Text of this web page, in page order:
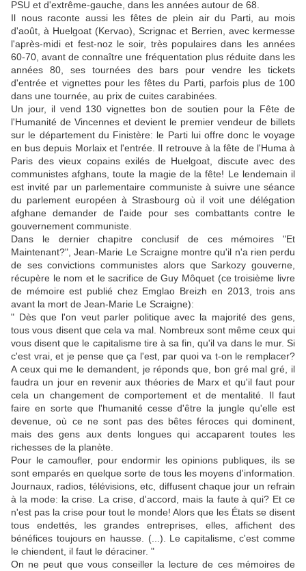
PSU et d'extrême-gauche, dans les années autour de 68.
Il nous raconte aussi les fêtes de plein air du Parti, au mois
d'août, à Huelgoat (Kervao), Scrignac et Berrien, avec kermesse
l'après-midi et fest-noz le soir, très populaires dans les années
60-70, avant de connaître une fréquentation plus réduite dans les
années 80, ses tournées des bars pour vendre les tickets
d'entrée et vignettes pour les fêtes du Parti, parfois plus de 100
dans une tournée, au prix de cuites carabinées.
Un jour, il vend 130 vignettes bon de soutien pour la Fête de
l'Humanité de Vincennes et devient le premier vendeur de billets
sur le département du Finistère: le Parti lui offre donc le voyage
en bus depuis Morlaix et l'entrée. Il retrouve à la fête de l'Huma à
Paris des vieux copains exilés de Huelgoat, discute avec des
communistes afghans, toute la magie de la fête! Le lendemain il
est invité par un parlementaire communiste à suivre une séance
du parlement européen à Strasbourg où il voit une délégation
afghane demander de l'aide pour ses combattants contre le
gouvernement communiste.
Dans le dernier chapitre conclusif de ces mémoires "Et
Maintenant?", Jean-Marie Le Scraigne montre qu'il n'a rien perdu
de ses convictions communistes alors que Sarkozy gouverne,
récupère le nom et le sacrifice de Guy Môquet (ce troisième livre
de mémoire est publié chez Emglao Breizh en 2013, trois ans
avant la mort de Jean-Marie Le Scraigne):
" Dès que l'on veut parler politique avec la majorité des gens,
tous vous disent que cela va mal. Nombreux sont même ceux qui
vous disent que le capitalisme tire à sa fin, qu'il va dans le mur. Si
c'est vrai, et je pense que ça l'est, par quoi va t-on le remplacer?
A ceux qui me le demandent, je réponds que, bon gré mal gré, il
faudra un jour en revenir aux théories de Marx et qu'il faut pour
cela un changement de comportement et de mentalité. Il faut
faire en sorte que l'humanité cesse d'être la jungle qu'elle est
devenue, où ce ne sont pas des bêtes féroces qui dominent,
mais des gens aux dents longues qui accaparent toutes les
richesses de la planète.
Pour le camoufler, pour endormir les opinions publiques, ils se
sont emparés en quelque sorte de tous les moyens d'information.
Journaux, radios, télévisions, etc, diffusent chaque jour un refrain
à la mode: la crise. La crise, d'accord, mais la faute à qui? Et ce
n'est pas la crise pour tout le monde! Alors que les États se disent
tous endettés, les grandes entreprises, elles, affichent des
bénéfices toujours en hausse. (...). Le capitalisme, c'est comme
le chiendent, il faut le déraciner. "
On ne peut que vous conseiller la lecture de ces mémoires de